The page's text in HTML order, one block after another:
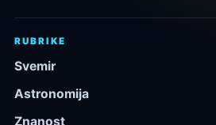
RUBRIKE
Svemir
Astronomija
Znanost